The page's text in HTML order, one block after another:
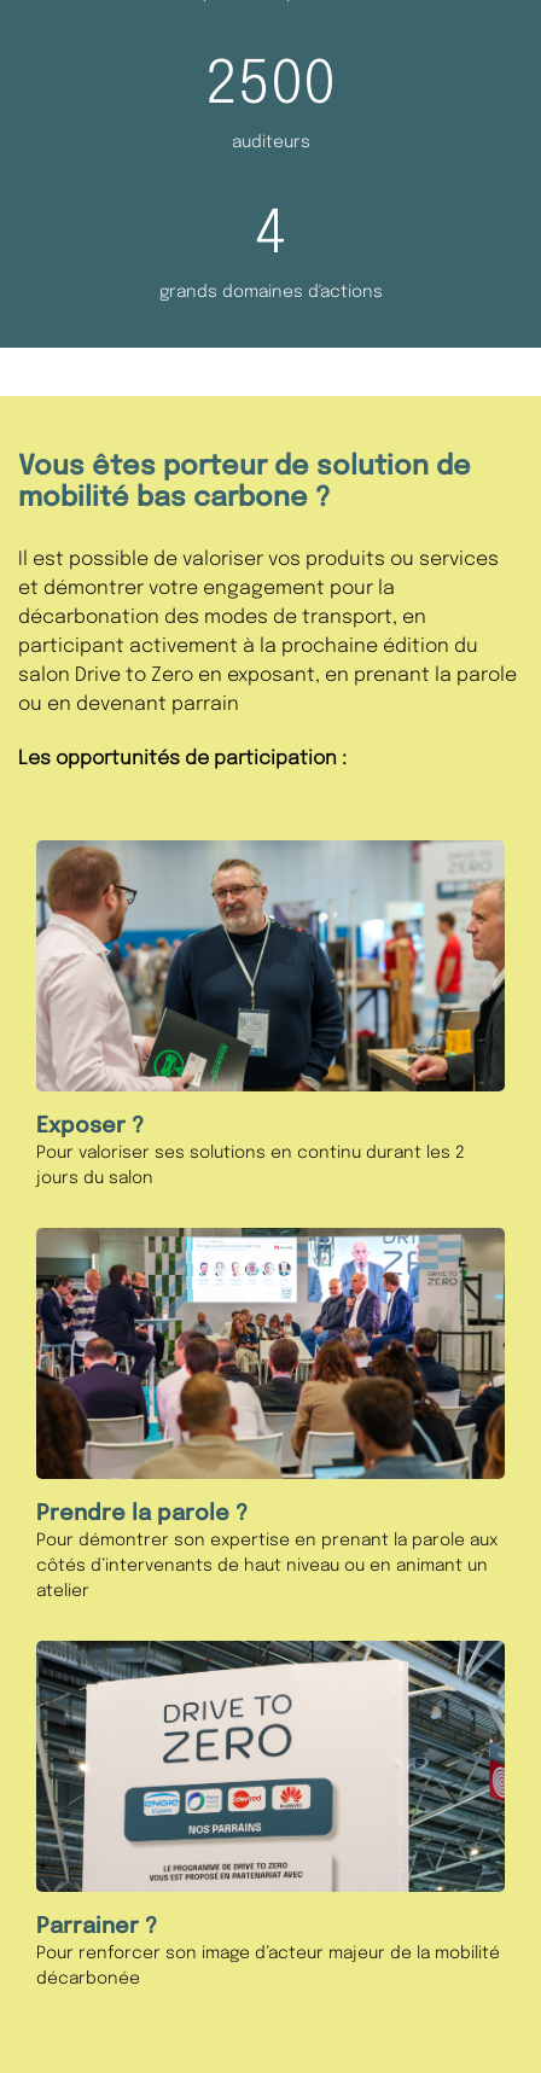
2500
auditeurs
4
grands domaines d'actions
Vous êtes porteur de solution de
mobilité bas carbone ?
Il est possible de valoriser vos produits ou services
et démontrer votre engagement pour la
décarbonation des modes de transport, en
participant activement à la prochaine édition du
salon Drive to Zero en exposant, en prenant la parole
ou en devenant parrain
Les opportunités de participation :
Exposer ?
Pour valoriser ses solutions en continu durant les 2
jours du salon
Prendre la parole ?
Pour démontrer son expertise en prenant la parole aux
côtés d’intervenants de haut niveau ou en animant un
atelier
Parrainer ?
Pour renforcer son image d’acteur majeur de la mobilité
décarbonée